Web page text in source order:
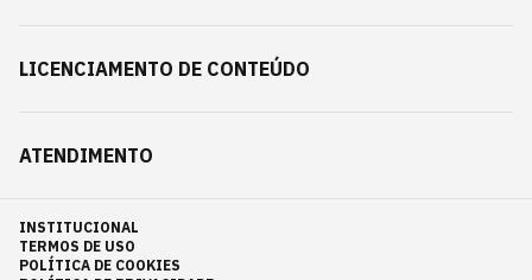
LICENCIAMENTO DE CONTEÚDO
ATENDIMENTO
INSTITUCIONAL
TERMOS DE USO
POLÍTICA DE COOKIES